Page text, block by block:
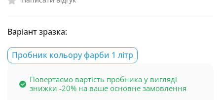
Варіант зразка:
Пробник кольору фарби 1 літр
Повертаємо вартість пробника у вигляді
знижки -20% на ваше основне замовлення